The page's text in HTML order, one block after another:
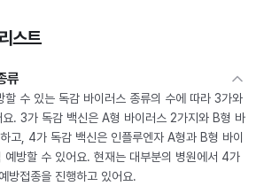
스트
류
할 수 있는 독감 바이러스 종류의 수에 따라 3가와
. 3가 독감 백신은 A형 바이러스 2가지와 B형 바
고, 4가 독감 백신은 인플루엔자 A형과 B형 바이
예방할 수 있어요. 현재는 대부분의 병원에서 4가
방접종을 진행하고 있어요.